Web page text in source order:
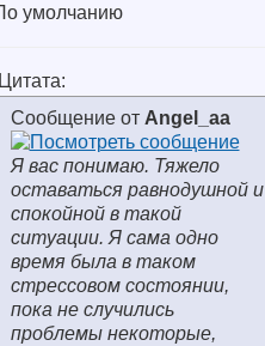
Цитата:
Сообщение от Angel_aa
Я вас понимаю. Тяжело
оставаться равнодушной и
спокойной в такой
ситуации. Я сама одно
время была в таком
стрессовом состоянии,
пока не случились
проблемы некоторые,